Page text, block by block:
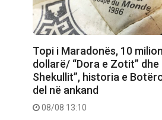
Topi i Maradonës, 10
dollarë/ “Dora e Zotit” dhe
Shekullit”, historia e
del në ankand
08/08 13:10